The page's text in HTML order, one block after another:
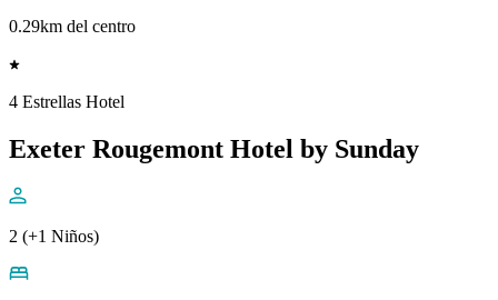
0.29km del centro
4 Estrellas Hotel
Exeter Rougemont Hotel by Sunday
2 (+1 Niños)